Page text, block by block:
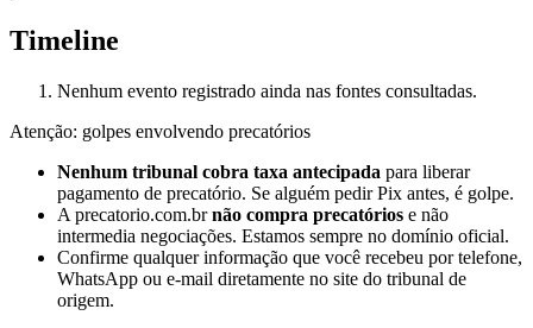
Timeline
Nenhum evento registrado ainda nas fontes consultadas.
Atenção: golpes envolvendo precatórios
Nenhum tribunal cobra taxa antecipada para liberar
pagamento de precatório. Se alguém pedir Pix antes, é golpe.
A precatorio.com.brnão compra precatórios e não
intermedia negociações. Estamos sempre no domínio oficial.
Confirme qualquer informação que você recebeu por telefone,
WhatsApp ou e-mail diretamente no site do tribunal de
origem.